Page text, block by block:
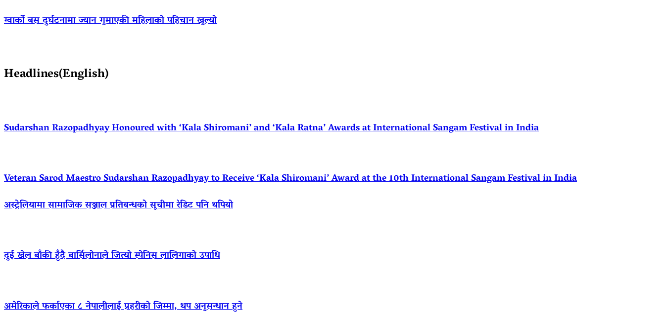
ग्वार्को बस दुर्घटनामा ज्यान गुमाएकी महिलाको पहिचान खुल्यो
Headlines(English)
Sudarshan Razopadhyay Honoured with ‘Kala Shiromani’ and ‘Kala Ratna’ Awards at International Sangam Festival in India
Veteran Sarod Maestro Sudarshan Razopadhyay to Receive ‘Kala Shiromani’ Award at the 10th International Sangam Festival in India
अस्ट्रेलियामा सामाजिक सञ्जाल प्रतिबन्धको सूचीमा रेडिट पनि थपियो
दुई खेल बाँकी हुँदै बार्सिलोनाले जित्यो स्पेनिस लालिगाको उपाधि
अमेरिकाले फर्काएका ८ नेपालीलाई प्रहरीको जिम्मा, थप अनुसन्धान हुने